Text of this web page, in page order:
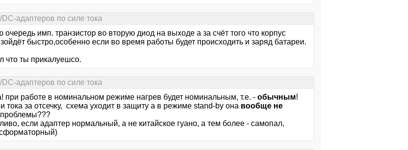
адаптеров по силе тока
очередь имп. транзистор во вторую диод на выходе а за счёт того что корпус
быстро,особенно если во время работы будет происходить и заряд батареи.
что ты прикалуешсо.
адаптеров по силе тока
при работе в номинальном режиме нагрев будет номинальным, т.е. - обычным!
тока за отсечку, схема уходит в защиту а в режиме stand-by она вообще не
если адаптер нормальный, а не китайское гуано, а тем более - самопал,